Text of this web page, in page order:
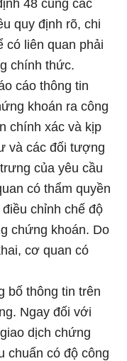
48 cũng các
quy định rõ, chi
có liên quan phải
chính thức.
cáo thông tin
khoán ra công
chính xác và kịp
và các đối tượng
của yêu cầu
có thẩm quyền
chỉnh chế độ
chứng khoán. Do
cơ quan có
bố thông tin trên
Ngay đối với
dịch chứng
chuẩn có độ công